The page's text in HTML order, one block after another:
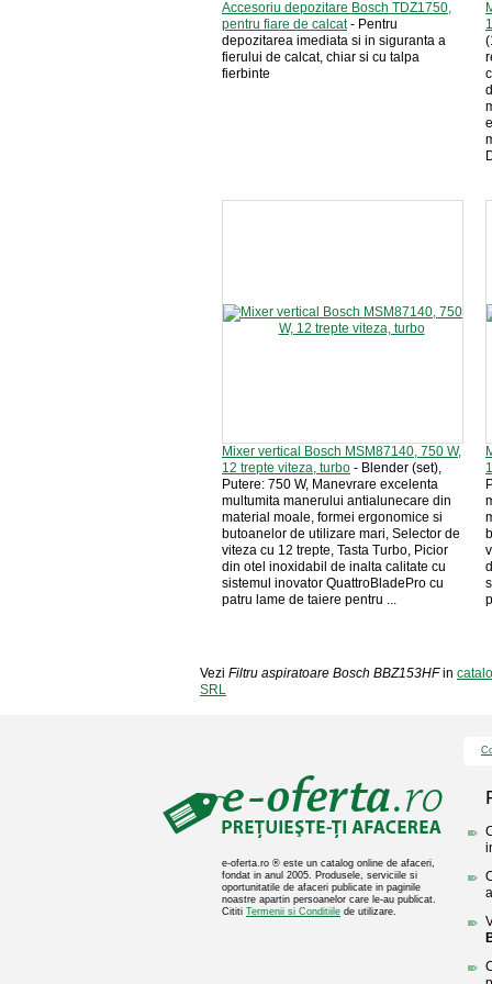
Accesoriu depozitare Bosch TDZ1750,
pentru fiare de calcat- Pentru
depozitarea imediata si in siguranta a
fierului de calcat, chiar si cu talpa
fierbinte
Mixer vertical Bosch MSM87140, 750 W,
12 trepte viteza, turbo - Blender (set),
Putere: 750 W, Manevrare excelenta
multumita manerului antialunecare din
material moale, formei ergonomice si
butoanelor de utilizare mari, Selector de
viteza cu 12 trepte, Tasta Turbo, Picior
din otel inoxidabil de inalta calitate cu
sistemul inovator QuattroBladePro cu
patru lame de taiere pentru ...
Vezi Filtru aspiratoare Bosch BBZ153HFin
SRL
e-oferta.ro ® este un catalog online de afaceri,
fondat in anul 2005. Produsele, serviciile si
oportunitatile de afaceri publicate in paginile
noastre apartin persoanelor care le-au publicat.
Cititi Termenii si Conditiile de utilizare.